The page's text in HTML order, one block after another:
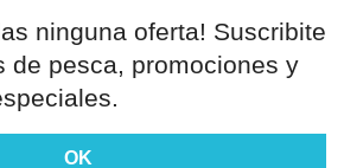
ninguna oferta! Suscribite
de pesca, promociones y